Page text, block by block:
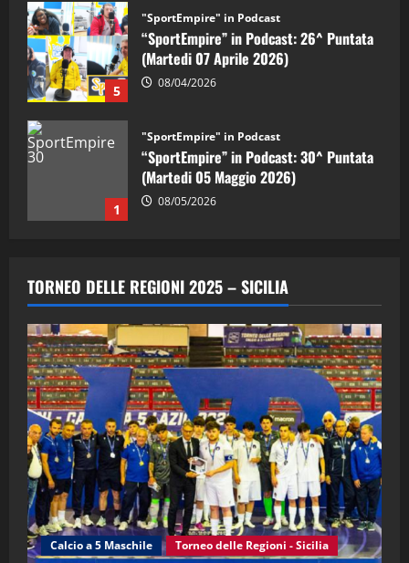
5
"SportEmpire" in Podcast
“SportEmpire” in Podcast: 26^ Puntata
(Martedi 07 Aprile 2026)
08/04/2026
1
"SportEmpire" in Podcast
“SportEmpire” in Podcast: 30^ Puntata
(Martedi 05 Maggio 2026)
08/05/2026
2
“SportEmpire” in Podcast: 29^ Puntata
(Martedi 28 Aprile 2026)
3
"SportEmpire" in Podcast
“SportEmpire” in Podcast: 28^ Puntata
(Martedi 21 Aprile 2026)
21/04/2026
"SportEmpire" in Podcast Sport News
“SportEmpire” in Podcast: 27^ Puntata
(Martedi 14 Aprile 2026)
15/04/2026
TORNEO DELLE REGIONI 2025 – SICILIA
Calcio a 5 Maschile Torneo delle Regioni - Sicilia